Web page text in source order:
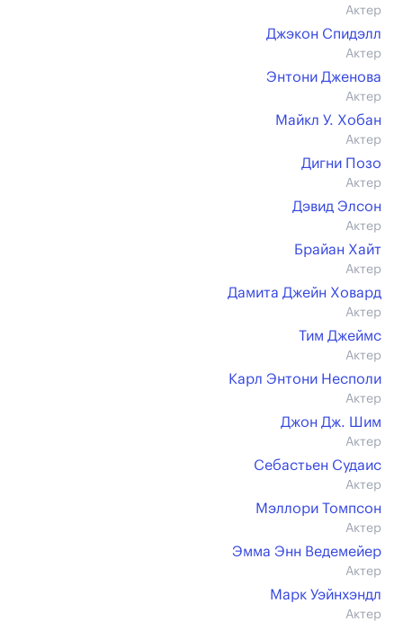
Актер
Джэкон Спидэлл
Актер
Энтони Дженова
Актер
Майкл У. Хобан
Актер
Дигни Позо
Актер
Дэвид Элсон
Актер
Брайан Хайт
Актер
Дамита Джейн Ховард
Актер
Тим Джеймс
Актер
Карл Энтони Несполи
Актер
Джон Дж. Шим
Актер
Себастьен Судаис
Актер
Мэллори Томпсон
Актер
Эмма Энн Ведемейер
Актер
Марк Уэйнхэндл
Актер